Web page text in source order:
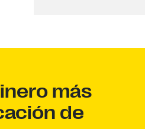
más
de